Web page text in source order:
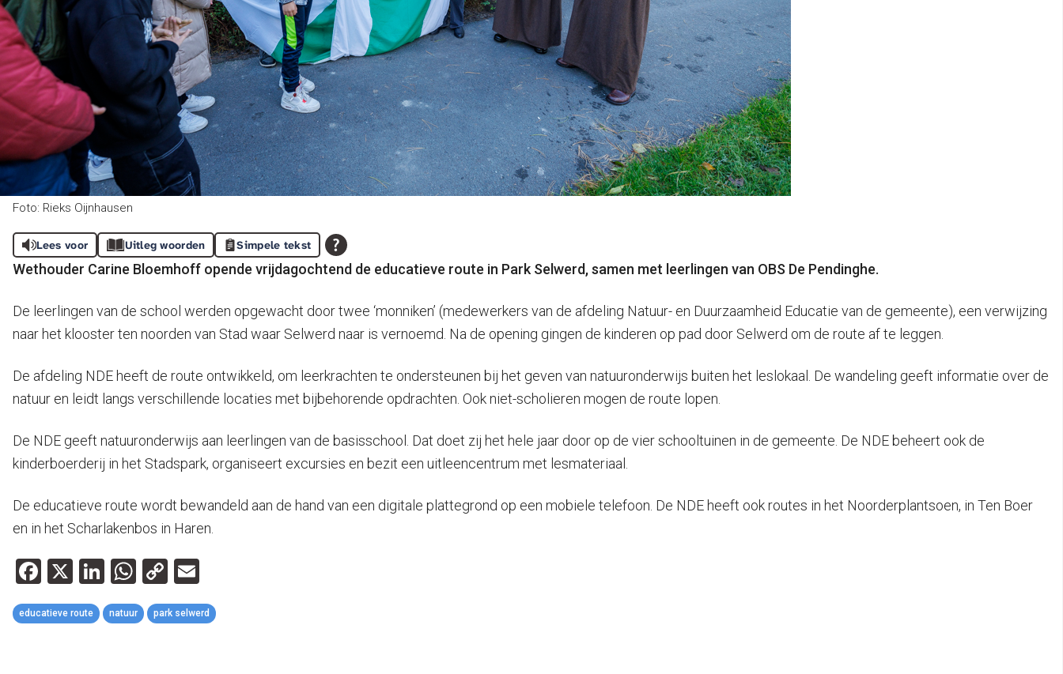
Foto: Rieks Oijnhausen
Lees voor Uitleg woorden Simpele tekst
Wethouder Carine Bloemhoff opende vrijdagochtend de educatieve route in Park Selwerd, samen met leerlingen van OBS De Pendinghe.
De leerlingen van de school werden opgewacht door twee ‘monniken’ (medewerkers van de afdeling Natuur- en Duurzaamheid Educatie van de gemeente), een verwijzing
naar het klooster ten noorden van Stad waar Selwerd naar is vernoemd. Na de opening gingen de kinderen op pad door Selwerd om de route af te leggen.
De afdeling NDE heeft de route ontwikkeld, om leerkrachten te ondersteunen bij het geven van natuuronderwijs buiten het leslokaal. De wandeling geeft informatie over de
natuur en leidt langs verschillende locaties met bijbehorende opdrachten. Ook niet-scholieren mogen de route lopen.
De NDE geeft natuuronderwijs aan leerlingen van de basisschool. Dat doet zij het hele jaar door op de vier schooltuinen in de gemeente. De NDE beheert ook de
kinderboerderij in het Stadspark, organiseert excursies en bezit een uitleencentrum met lesmateriaal.
De educatieve route wordt bewandeld aan de hand van een digitale plattegrond op een mobiele telefoon. De NDE heeft ook routes in het Noorderplantsoen, in Ten Boer
en in het Scharlakenbos in Haren.
Facebook
X LinkedIn
WhatsApp
Copy
Link
educatieve route natuur park selwerd